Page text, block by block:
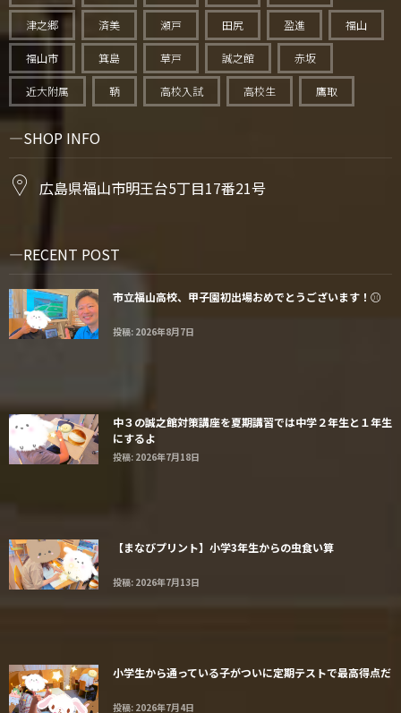
津之郷 済美 瀬戸 田尻 盈進 福山
福山市 箕島 草戸 誠之館 赤坂
近大附属 鞆 高校入試 高校生 鷹取
SHOP INFO
広島県福山市明王台5丁目17番21号
RECENT POST
市立福山高校、甲子園初出場おめでとうございます！⚾️
投稿: 2026年8月7日
中３の誠之館対策講座を夏期講習では中学２年生と１年生
にするよ
投稿: 2026年7月18日
【まなびプリント】小学3年生からの虫食い算
投稿: 2026年7月13日
小学生から通っている子がついに定期テストで最高得点だ
投稿: 2026年7月4日